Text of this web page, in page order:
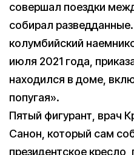
совершал поездки
собирал
колумбийский
июля 2021 года,
находился в доме,
попугая».
Пятый фигурант, врач
Санон, который сам
президентское